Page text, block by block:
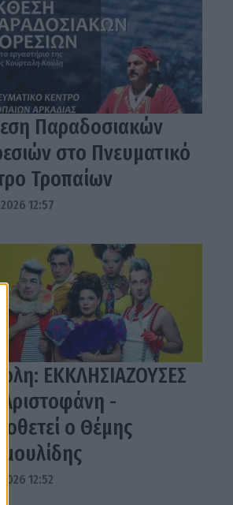
Παραδοσιακών
στο Πνευματικό
Τροπαίων
12:57
ΕΚΚΛΗΣΙΑΖΟΥΣΕΣ
Αριστοφάνη -
ο Θέμης
12:52